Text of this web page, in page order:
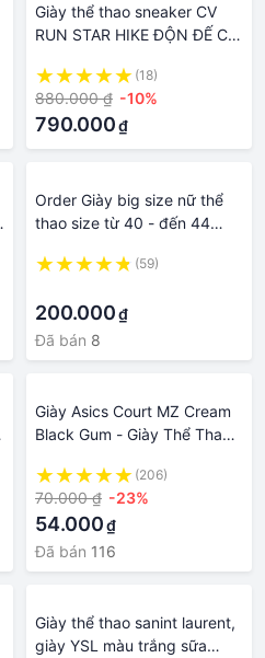
Giày thể thao sneaker CV
RUN STAR HIKE ĐỘN ĐẾ CỔ
CỔ NAM NỮ ẢNH THẬT
(18)
880.000 ₫ -10%
790.000₫
Order Giày big size nữ thể
thao size từ 40 - đến 44
(59)
200.000₫
Đã bán 8
Giày Asics Court MZ Cream
Black Gum - Giày Thể Thao
su êm chân, da may cao cấp
NY3 Sneaker
(206)
70.000 ₫ -23%
54.000₫
Đã bán 116
Giày thể thao sanint laurent,
giày YSL màu trắng sữa